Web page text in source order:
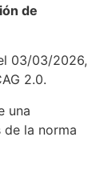
de
03/03/2026,
2.0.
una
la norma